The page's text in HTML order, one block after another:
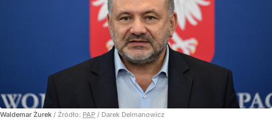
Waldemar Żurek / Źródło: PAP / Darek Delmanowicz